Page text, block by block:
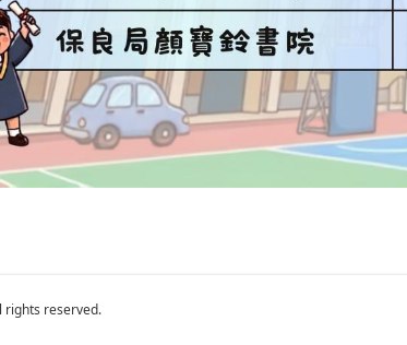
rights reserved.